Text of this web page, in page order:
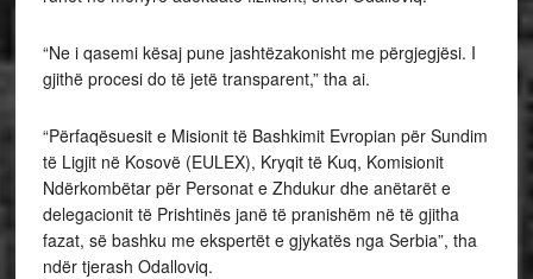
“Ne i qasemi kësaj pune jashtëzakonisht me përgjegjësi. I
gjithë procesi do të jetë transparent,” tha ai.
“Përfaqësuesit e Misionit të Bashkimit Evropian për Sundim
të Ligjit në Kosovë (EULEX), Kryqit të Kuq, Komisionit
Ndërkombëtar për Personat e Zhdukur dhe anëtarët e
delegacionit të Prishtinës janë të pranishëm në të gjitha
fazat, së bashku me ekspertët e gjykatës nga Serbia”, tha
ndër tjerash Odalloviq.